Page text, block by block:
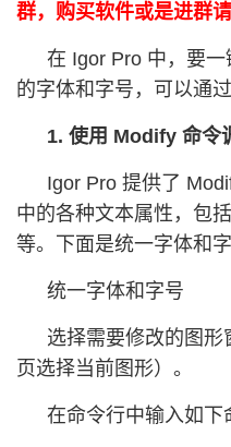
群，购买软件或是进群请
在 Igor Pro 中，要
的字体和字号，可以通
1. 使用 Modify 命令
Igor Pro 提供了
中的各种文本属性，包
等。下面是统一字体和
统一字体和字号
选择需要修改的图
页选择当前图形）。
在命令行中输入如下